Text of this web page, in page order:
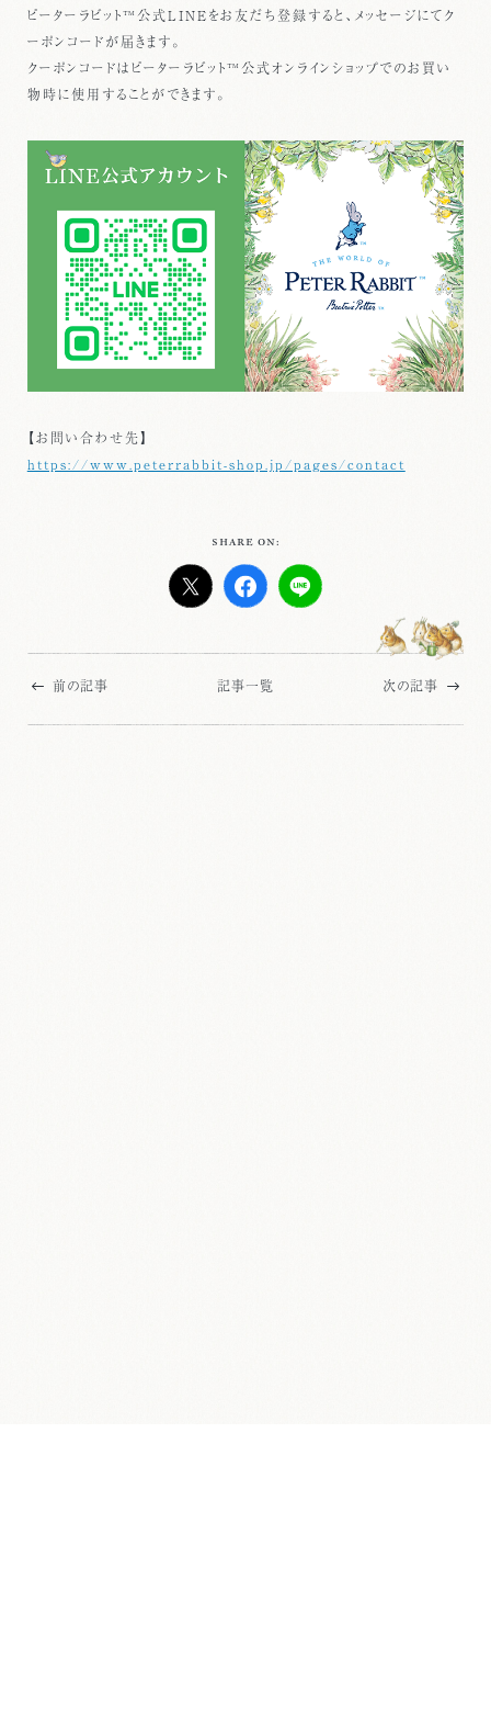
ピーターラビット™公式LINEをお友だち登録すると、メッセージにてク
ーポンコードが届きます。
クーポンコードはピーターラビット™公式オンラインショップでのお買い
物時に使用することができます。
【お問い合わせ先】
https://www.peterrabbit-shop.jp/pages/contact
SHARE ON:
前の記事 記事一覧 次の記事